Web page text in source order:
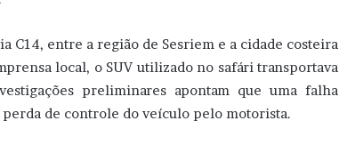
C14, entre a região de Sesriem e a cidade costeira
local, o SUV utilizado no safári transportava
preliminares apontam que uma falha
de controle do veículo pelo motorista.